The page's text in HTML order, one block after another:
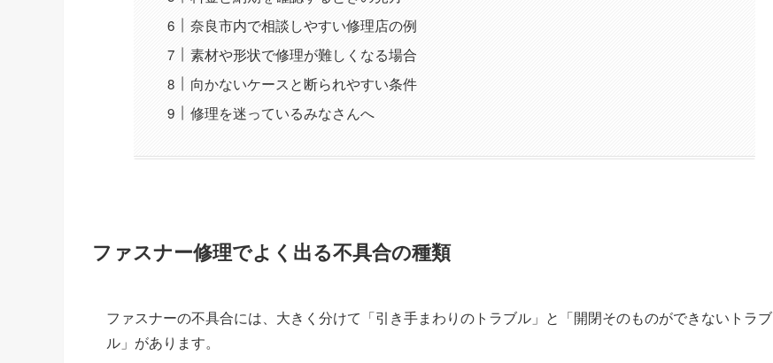
奈良市内で相談しやすい修理店の例
素材や形状で修理が難しくなる場合
向かないケースと断られやすい条件
修理を迷っているみなさんへ
ファスナー修理でよく出る不具合の種類
ファスナーの不具合には、大きく分けて「引き手まわりのトラブル」と「開閉そのものができないトラブ
ル」があります。